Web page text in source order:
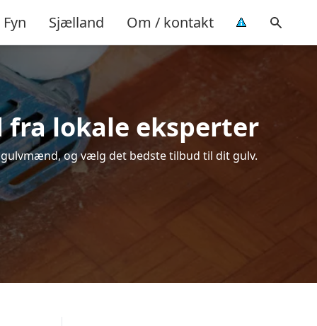
Fyn Sjælland Om / kontakt
fra lokale eksperter
og vælg det bedste tilbud til dit gulv.